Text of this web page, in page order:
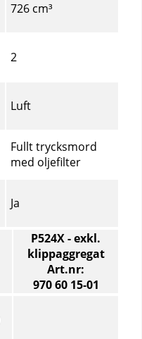
726 cm³
2
Luft
Fullt trycksmord
med oljefilter
Ja
P524X - exkl.
klippaggregat
Art.nr:
970 60 15‑01